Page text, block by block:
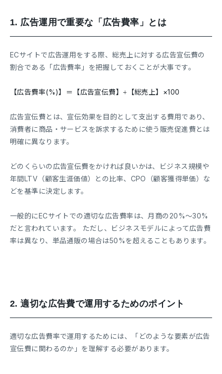
1. 広告運用で重要な「広告費率」とは
ECサイトで広告運用をする際、総売上に対する広告宣伝費の
割合である「広告費率」を把握しておくことが大事です。
【広告費率(%)】＝【広告宣伝費】÷【総売上】×100
広告宣伝費とは、宣伝効果を目的として支出する費用であり、
消費者に商品・サービスを訴求するために使う販売促進費とは
明確に異なります。
どのくらいの広告宣伝費をかければ良いかは、ビジネス規模や
年間LTV（顧客生涯価値）との比率、CPO（顧客獲得単価）な
どを基準に決定します。
一般的にECサイトでの適切な広告費率は、月商の20%〜30%
だと言われています。 ただし、ビジネスモデルによって広告費
率は異なり、単品通販の場合は50%を超えることもあります。
2.適切な広告費で運用するためのポイント
適切な広告費率で運用するためには、「どのような要素が広告
宣伝費に関わるのか」を理解する必要があります。